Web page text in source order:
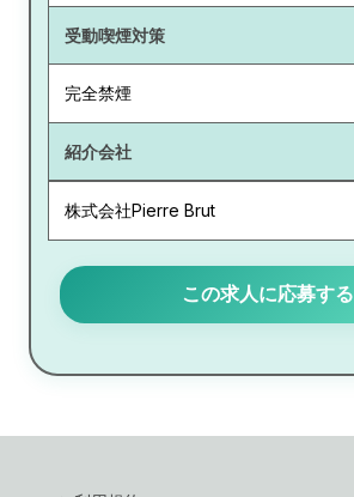
受動喫煙対策
完全禁煙
紹介会社
株式会社Pierre Brut
この求人に応募する